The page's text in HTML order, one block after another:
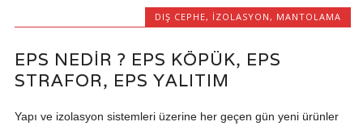
DIŞ CEPHE, IZOLASYON, MANTOLAMA
EPS NEDIR ? EPS KÖPÜK, EPS
STRAFOR, EPS YALITIM
Yapı ve izolasyon sistemleri üzerine her geçen gün yeni ürünler